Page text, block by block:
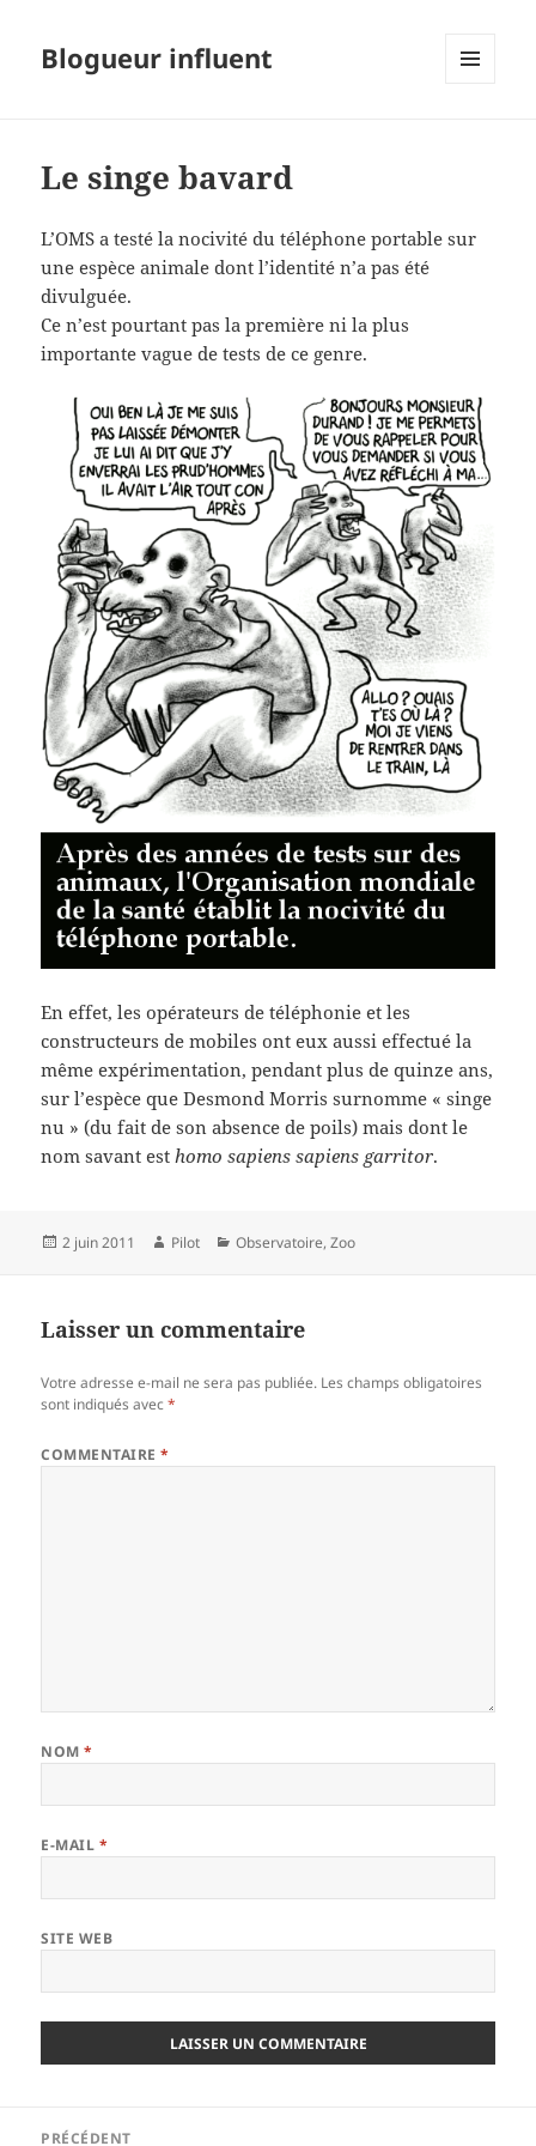
Blogueur influent
Le singe bavard
L’OMS a testé la nocivité du téléphone portable sur
une espèce animale dont l’identité n’a pas été
divulguée.
Ce n’est pourtant pas la première ni la plus
importante vague de tests de ce genre.
En effet, les opérateurs de téléphonie et les
constructeurs de mobiles ont eux aussi effectué la
même expérimentation, pendant plus de quinze ans,
sur l’espèce que Desmond Morris surnomme « singe
nu » (du fait de son absence de poils) mais dont le
nom savant esthomo sapiens sapiens garritor.
Publié
2 juin 2011 Auteur
Pilot Catégories
Observatoire,Zoo
Laisser un commentaire
Votre adresse e-mail ne sera pas publiée. Les champs obligatoires
sont indiqués avec*
COMMENTAIRE*
NOM*
E-MAIL *
SITE WEB
PRÉCÉDENT